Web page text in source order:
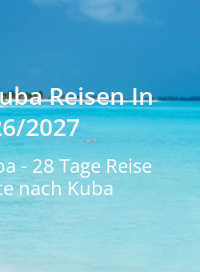
Reisen In
2027
- 28 Tage Reise
nach Kuba